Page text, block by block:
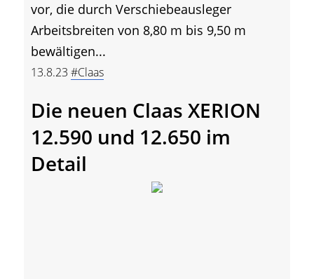
vor, die durch Verschiebeausleger
Arbeitsbreiten von 8,80 m bis 9,50 m
bewältigen...
13.8.23 #Claas
Die neuen Claas XERION
12.590 und 12.650 im
Detail